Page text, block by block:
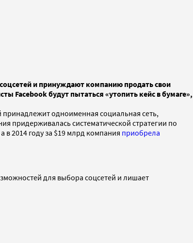
и принуждают компанию продать свои
Facebook будут пытаться «утопить кейс в бумаге»,
одноименная социальная сеть,
придерживалась систематической стратегии по
2014 году за $19 млрд компания приобрела
для выбора соцсетей и лишает